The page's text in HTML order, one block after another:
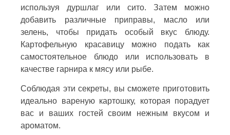
используя дуршлаг или сито. Затем можно
добавить различные приправы, масло или
зелень, чтобы придать особый вкус блюду.
Картофельную красавицу можно подать как
самостоятельное блюдо или использовать в
качестве гарнира к мясу или рыбе.
Соблюдая эти секреты, вы сможете приготовить
идеально вареную картошку, которая порадует
вас и ваших гостей своим нежным вкусом и
ароматом.